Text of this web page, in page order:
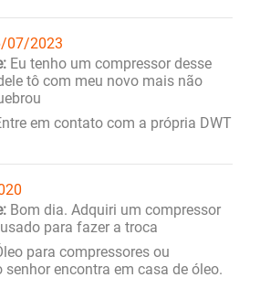
07/2023
Eu tenho um compressor desse
tô com meu novo mais não
em contato com a própria DWT
Bom dia. Adquiri um compressor
para fazer a troca
para compressores ou
encontra em casa de óleo.